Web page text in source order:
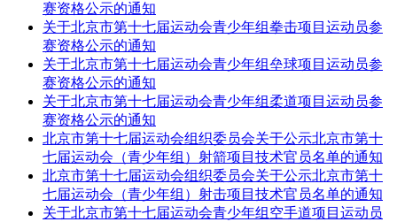
赛资格公示的通知
关于北京市第十七届运动会青少年组拳击项目运动员参
赛资格公示的通知
关于北京市第十七届运动会青少年组垒球项目运动员参
赛资格公示的通知
关于北京市第十七届运动会青少年组柔道项目运动员参
赛资格公示的通知
北京市第十七届运动会组织委员会关于公示北京市第十
七届运动会（青少年组）射箭项目技术官员名单的通知
北京市第十七届运动会组织委员会关于公示北京市第十
七届运动会（青少年组）射击项目技术官员名单的通知
关于北京市第十七届运动会青少年组空手道项目运动员